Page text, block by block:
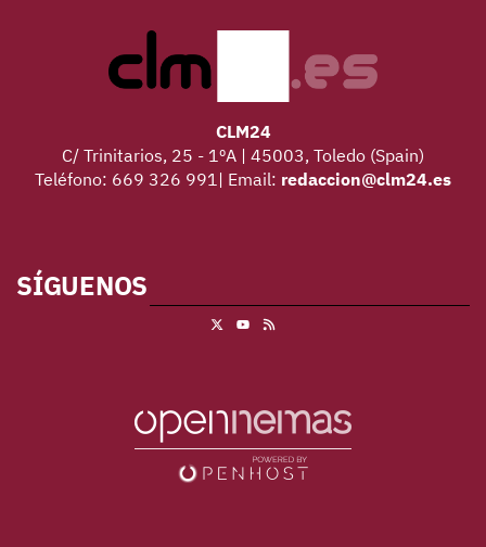
CLM24
C/ Trinitarios, 25 - 1ºA | 45003, Toledo (Spain)
Teléfono: 669 326 991| Email: redaccion@clm24.es
SÍGUENOS